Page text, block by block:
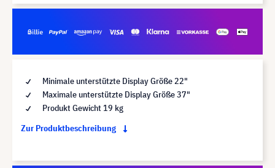
Minimale unterstützte Display Größe 22"
Maximale unterstützte Display Größe 37"
Produkt Gewicht 19 kg
Zur Produktbeschreibung